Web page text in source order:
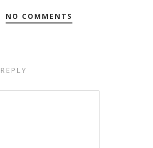
NO COMMENTS